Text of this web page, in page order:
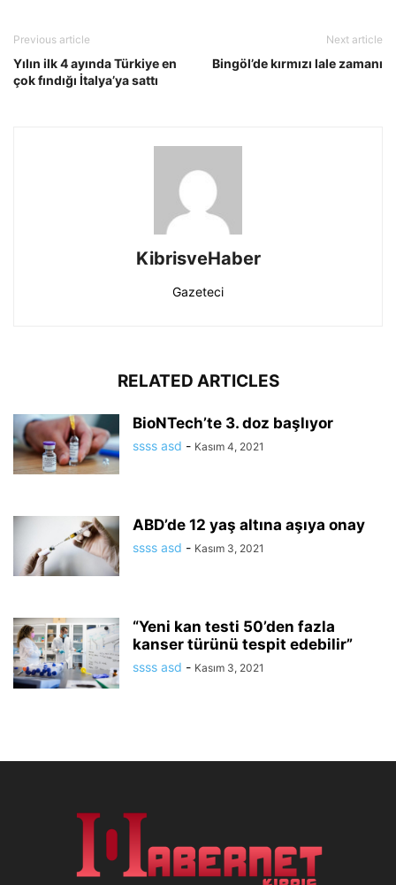
Previous article
Yılın ilk 4 ayında Türkiye en
çok fındığı İtalya’ya sattı
Next article
Bingöl’de kırmızı lale zamanı
KibrisveHaber
Gazeteci
RELATED ARTICLES
BioNTech’te 3. doz başlıyor
ssss asd - Kasım 4, 2021
ABD’de 12 yaş altına aşıya onay
ssss asd - Kasım 3, 2021
“Yeni kan testi 50’den fazla
kanser türünü tespit edebilir”
ssss asd - Kasım 3, 2021